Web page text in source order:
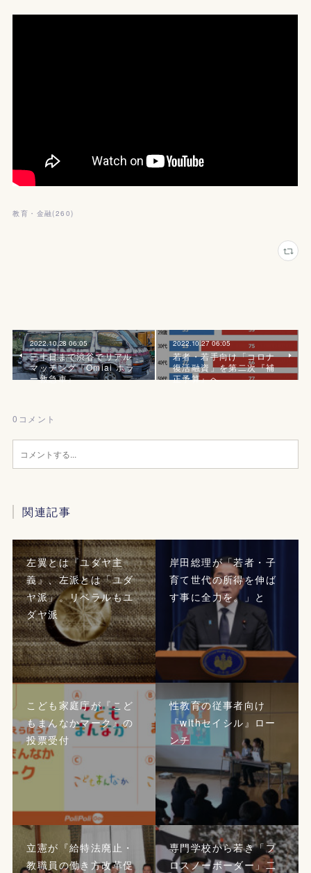
教育・金融(260)
2022.10.28 06:05
三十日まで渋谷でリアル
マッチング『Omiai ホラ
ー救急車』
2022.10.27 06:05
若者・若手向け「コロナ
復活融資」を第二次『補
正予算』へ
0 コメント
関連記事
左翼とは『ユダヤ主
義』、左派とは「ユダ
ヤ派」。リベラルもユ
ダヤ派
岸田総理が「若者・子
育て世代の所得を伸ば
す事に全力を。」と
こども家庭庁が『こど
もまんなかマーク』の
投票受付
性教育の従事者向け
『withセイシル』ロー
ンチ
立憲が『給特法廃止・
教職員の働き方改革促
専門学校から若き「プ
ロスノーボーダー」二